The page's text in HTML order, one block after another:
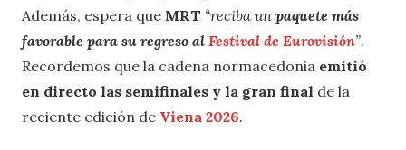
Además, espera que MRT “reciba un paquete más
favorable para su regreso al Festival de Eurovisión”.
Recordemos que la cadena normacedonia emitió
en directo las semifinales y la gran final de la
reciente edición de Viena 2026.